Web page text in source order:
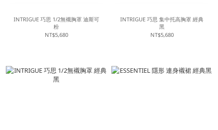
INTRIGUE 巧思 1/2無襯胸罩 迪斯可
粉
NT$5,680
INTRIGUE 巧思 集中托高胸罩 經典
黑
NT$5,680